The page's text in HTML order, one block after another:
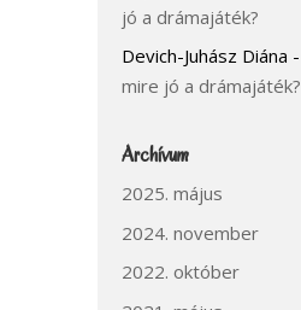
jó a drámajáték?
Devich-Juhász Diána -
mire jó a drámajáték?
Archívum
2025. május
2024. november
2022. október